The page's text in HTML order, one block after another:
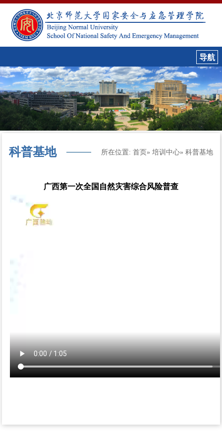
科普基地 所在位置:首页»培训中心» 科普基地
广西第一次全国自然灾害综合风险普查